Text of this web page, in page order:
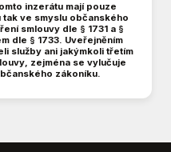
inzerátu mají pouze
ve smyslu občanského
smlouvy dle § 1731 a §
dle § 1733. Uveřejněním
služby ani jakýmkoli třetím
zejména se vylučuje
zákoníku.